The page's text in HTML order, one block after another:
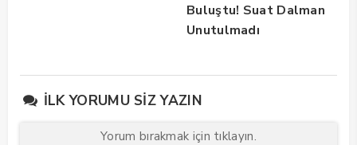
Buluştu! Suat Dalman
Unutulmadı
İLK YORUMU SIZ YAZIN
Yorum bırakmak için tıklayın.